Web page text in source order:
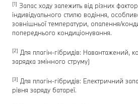
[1] Запас ходу залежить від різних
індивідуального стилю водіння,
зовнішньої температури, опалення/
попереднього кондиціонування.
[2] Для плагін-гібридів: Навантажений,
зарядка змінного струму)
[3] Для плагін-гібридів: Електричний
рівня заряду батареї.